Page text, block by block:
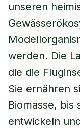
unseren
werden. Die
die die
Sie ernähren
Biomasse, bis
entwickeln